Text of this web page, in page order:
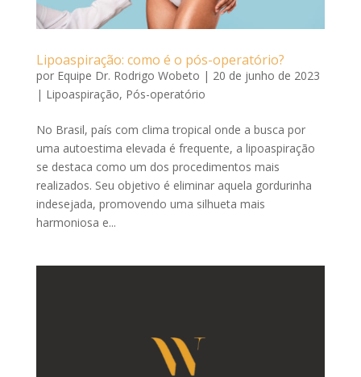
Lipoaspiração: como é o pós-operatório?
por Equipe Dr. Rodrigo Wobeto | 20 de junho de 2023
| Lipoaspiração, Pós-operatório
No Brasil, país com clima tropical onde a busca por
uma autoestima elevada é frequente, a lipoaspiração
se destaca como um dos procedimentos mais
realizados. Seu objetivo é eliminar aquela gordurinha
indesejada, promovendo uma silhueta mais
harmoniosa e...